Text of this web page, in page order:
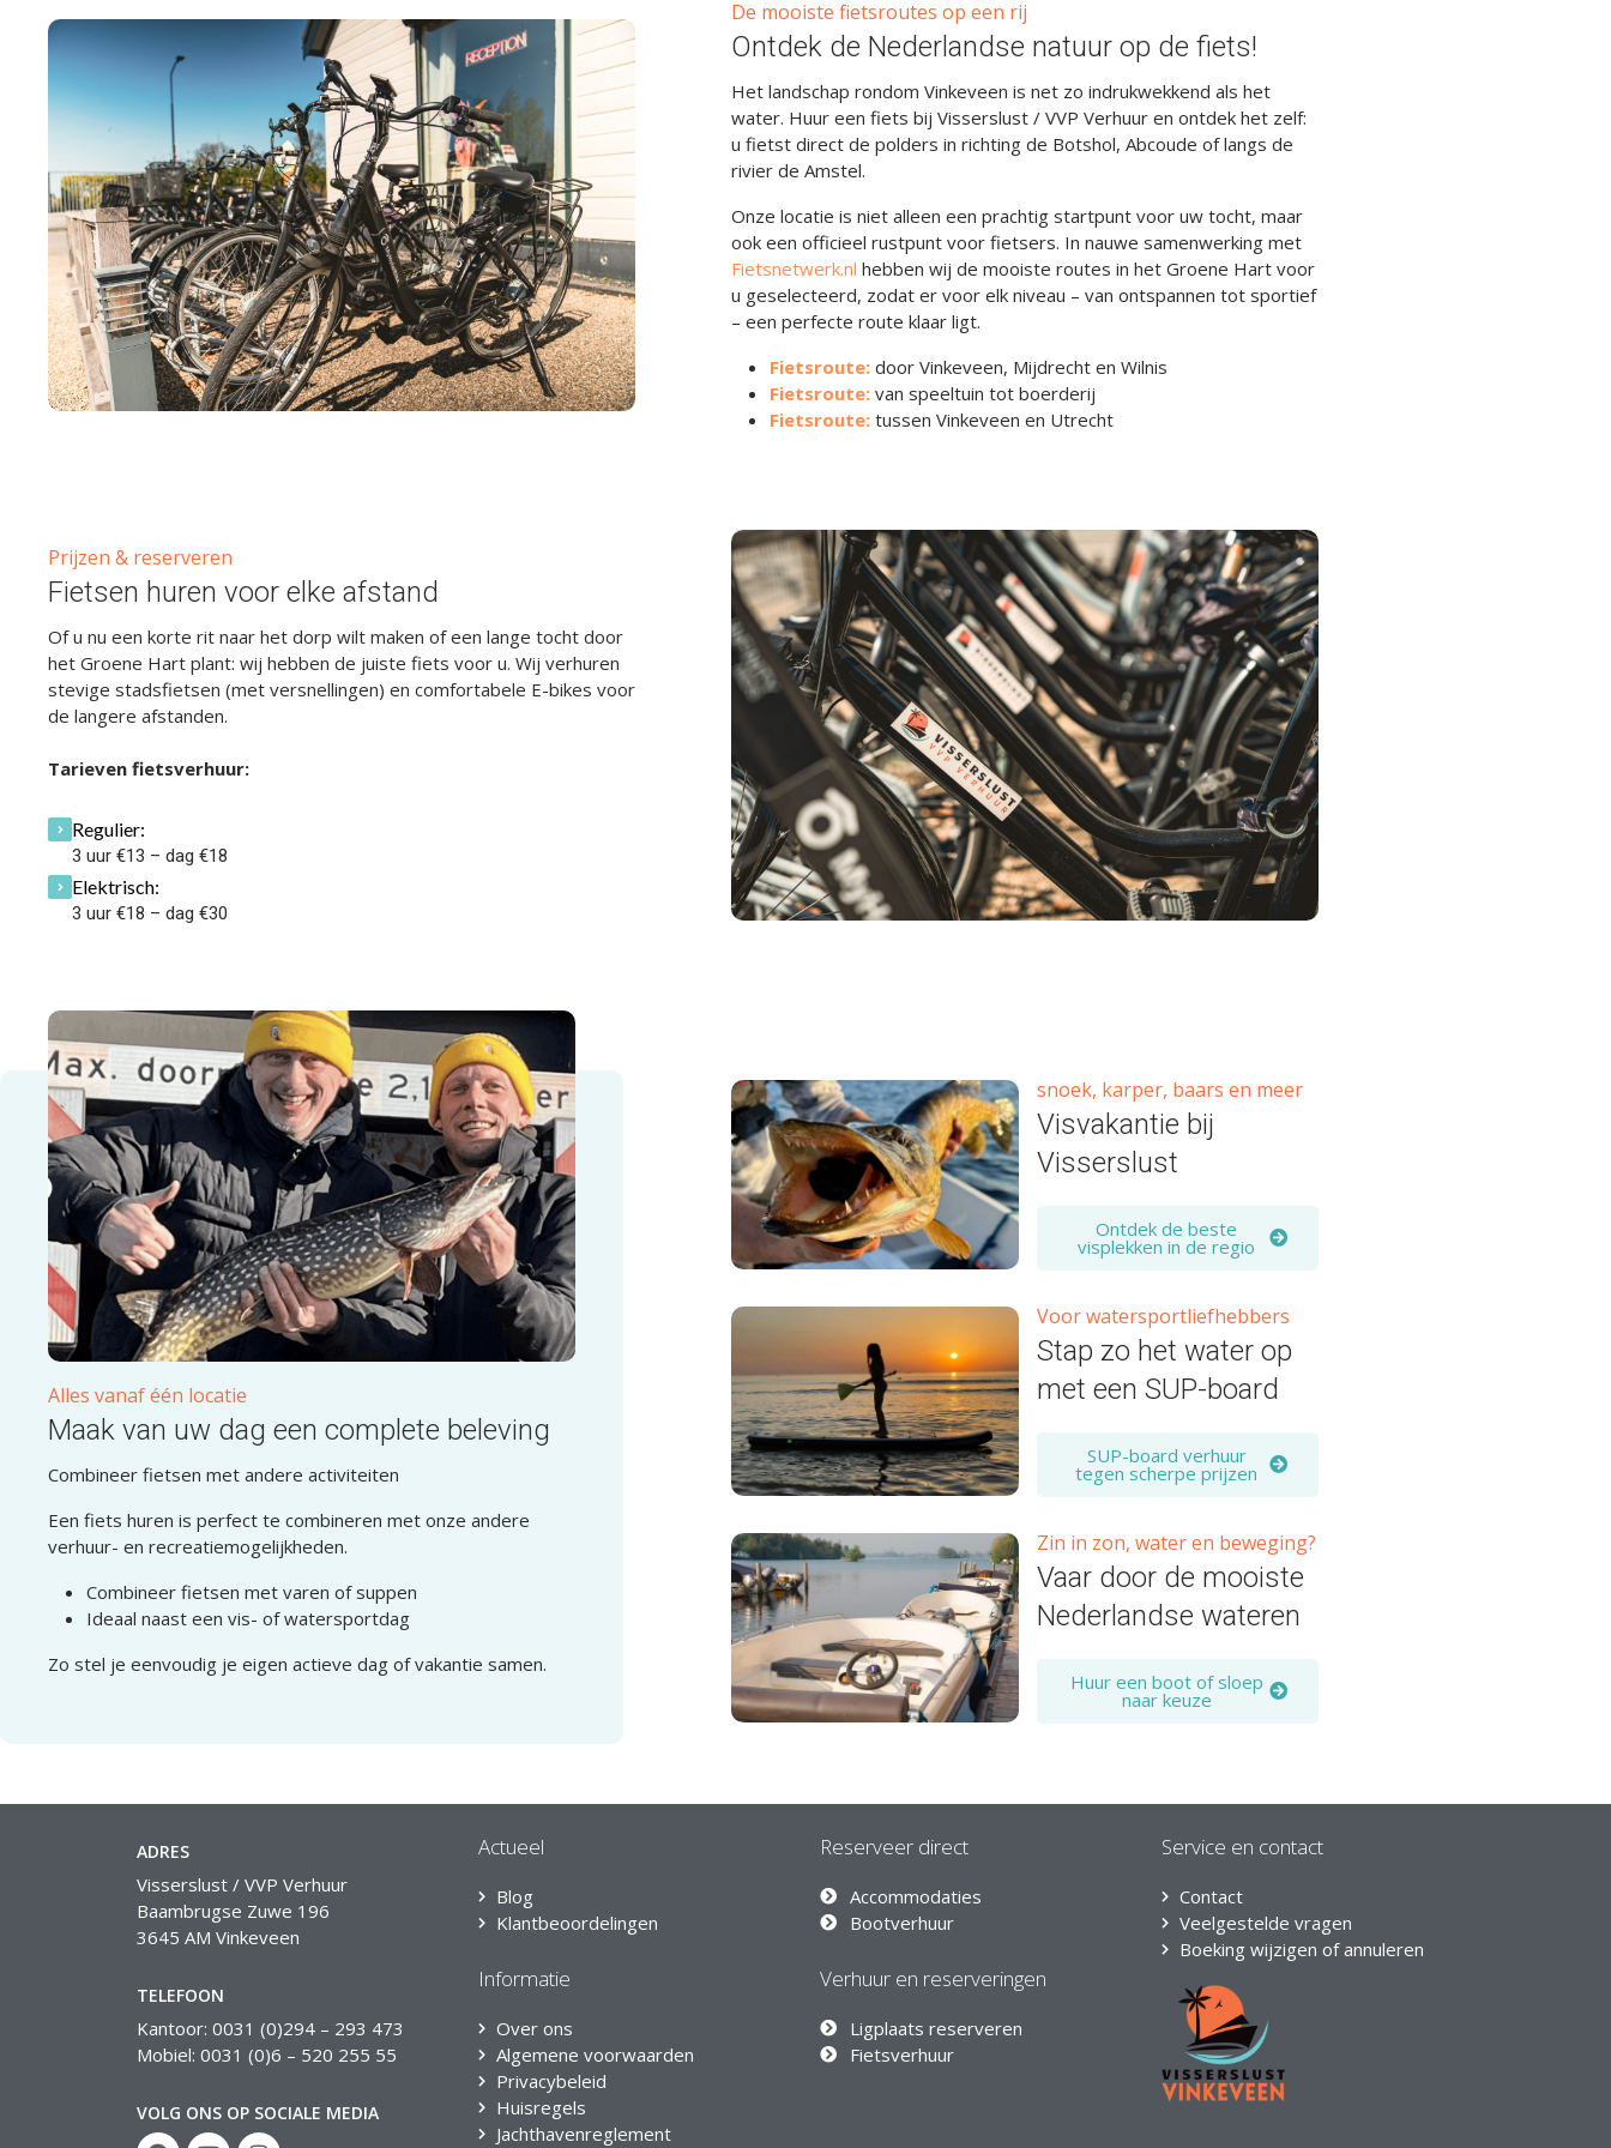
De mooiste fietsroutes op een rij
Ontdek de Nederlandse natuur op de fiets!
Het landschap rondom Vinkeveen is net zo indrukwekkend als het
water. Huur een fiets bij Visserslust / VVP Verhuur en ontdek het zelf:
u fietst direct de polders in richting de Botshol, Abcoude of langs de
rivier de Amstel.
Onze locatie is niet alleen een prachtig startpunt voor uw tocht, maar
ook een officieel rustpunt voor fietsers. In nauwe samenwerking met
Fietsnetwerk.nl hebben wij de mooiste routes in het Groene Hart voor
u geselecteerd, zodat er voor elk niveau – van ontspannen tot sportief
– een perfecte route klaar ligt.
Fietsroute: door Vinkeveen, Mijdrecht en Wilnis
Fietsroute: van speeltuin tot boerderij
Fietsroute: tussen Vinkeveen en Utrecht
Prijzen & reserveren
Fietsen huren voor elke afstand
Of u nu een korte rit naar het dorp wilt maken of een lange tocht door
het Groene Hart plant: wij hebben de juiste fiets voor u. Wij verhuren
stevige stadsfietsen (met versnellingen) en comfortabele E-bikes voor
de langere afstanden.
Tarieven fietsverhuur:
Regulier:
3 uur €13 – dag €18
Elektrisch:
3 uur €18 – dag €30
Alles vanaf één locatie
Maak van uw dag een complete beleving
Combineer fietsen met andere activiteiten
Een fiets huren is perfect te combineren met onze andere
verhuur- en recreatiemogelijkheden.
Combineer fietsen met varen of suppen
Ideaal naast een vis- of watersportdag
Zo stel je eenvoudig je eigen actieve dag of vakantie samen.
snoek, karper, baars en meer
Visvakantie bij
Visserslust
Ontdek de beste
visplekken in de regio
Voor watersportliefhebbers
Stap zo het water op
met een SUP-board
SUP-board verhuur
tegen scherpe prijzen
Zin in zon, water en beweging?
Vaar door de mooiste
Nederlandse wateren
Huur een boot of sloep
naar keuze
ADRES
Visserslust / VVP Verhuur
Baambrugse Zuwe 196
3645 AM Vinkeveen
TELEFOON
Kantoor: 0031 (0)294 – 293 473
Mobiel: 0031 (0)6 – 520 255 55
VOLG ONS OP SOCIALE MEDIA
Actueel
Blog
Klantbeoordelingen
Informatie
Over ons
Algemene voorwaarden
Privacybeleid
Huisregels
Jachthavenreglement
Reserveer direct
Accommodaties
Bootverhuur
Verhuur en reserveringen
Ligplaats reserveren
Fietsverhuur
Service en contact
Contact
Veelgestelde vragen
Boeking wijzigen of annuleren